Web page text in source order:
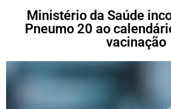
Ministério da Saúde
Pneumo 20 ao
vacinação